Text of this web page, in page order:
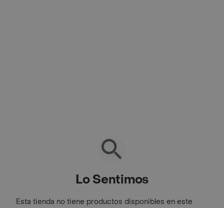
Lo Sentimos
Esta tienda no tiene productos disponibles en este